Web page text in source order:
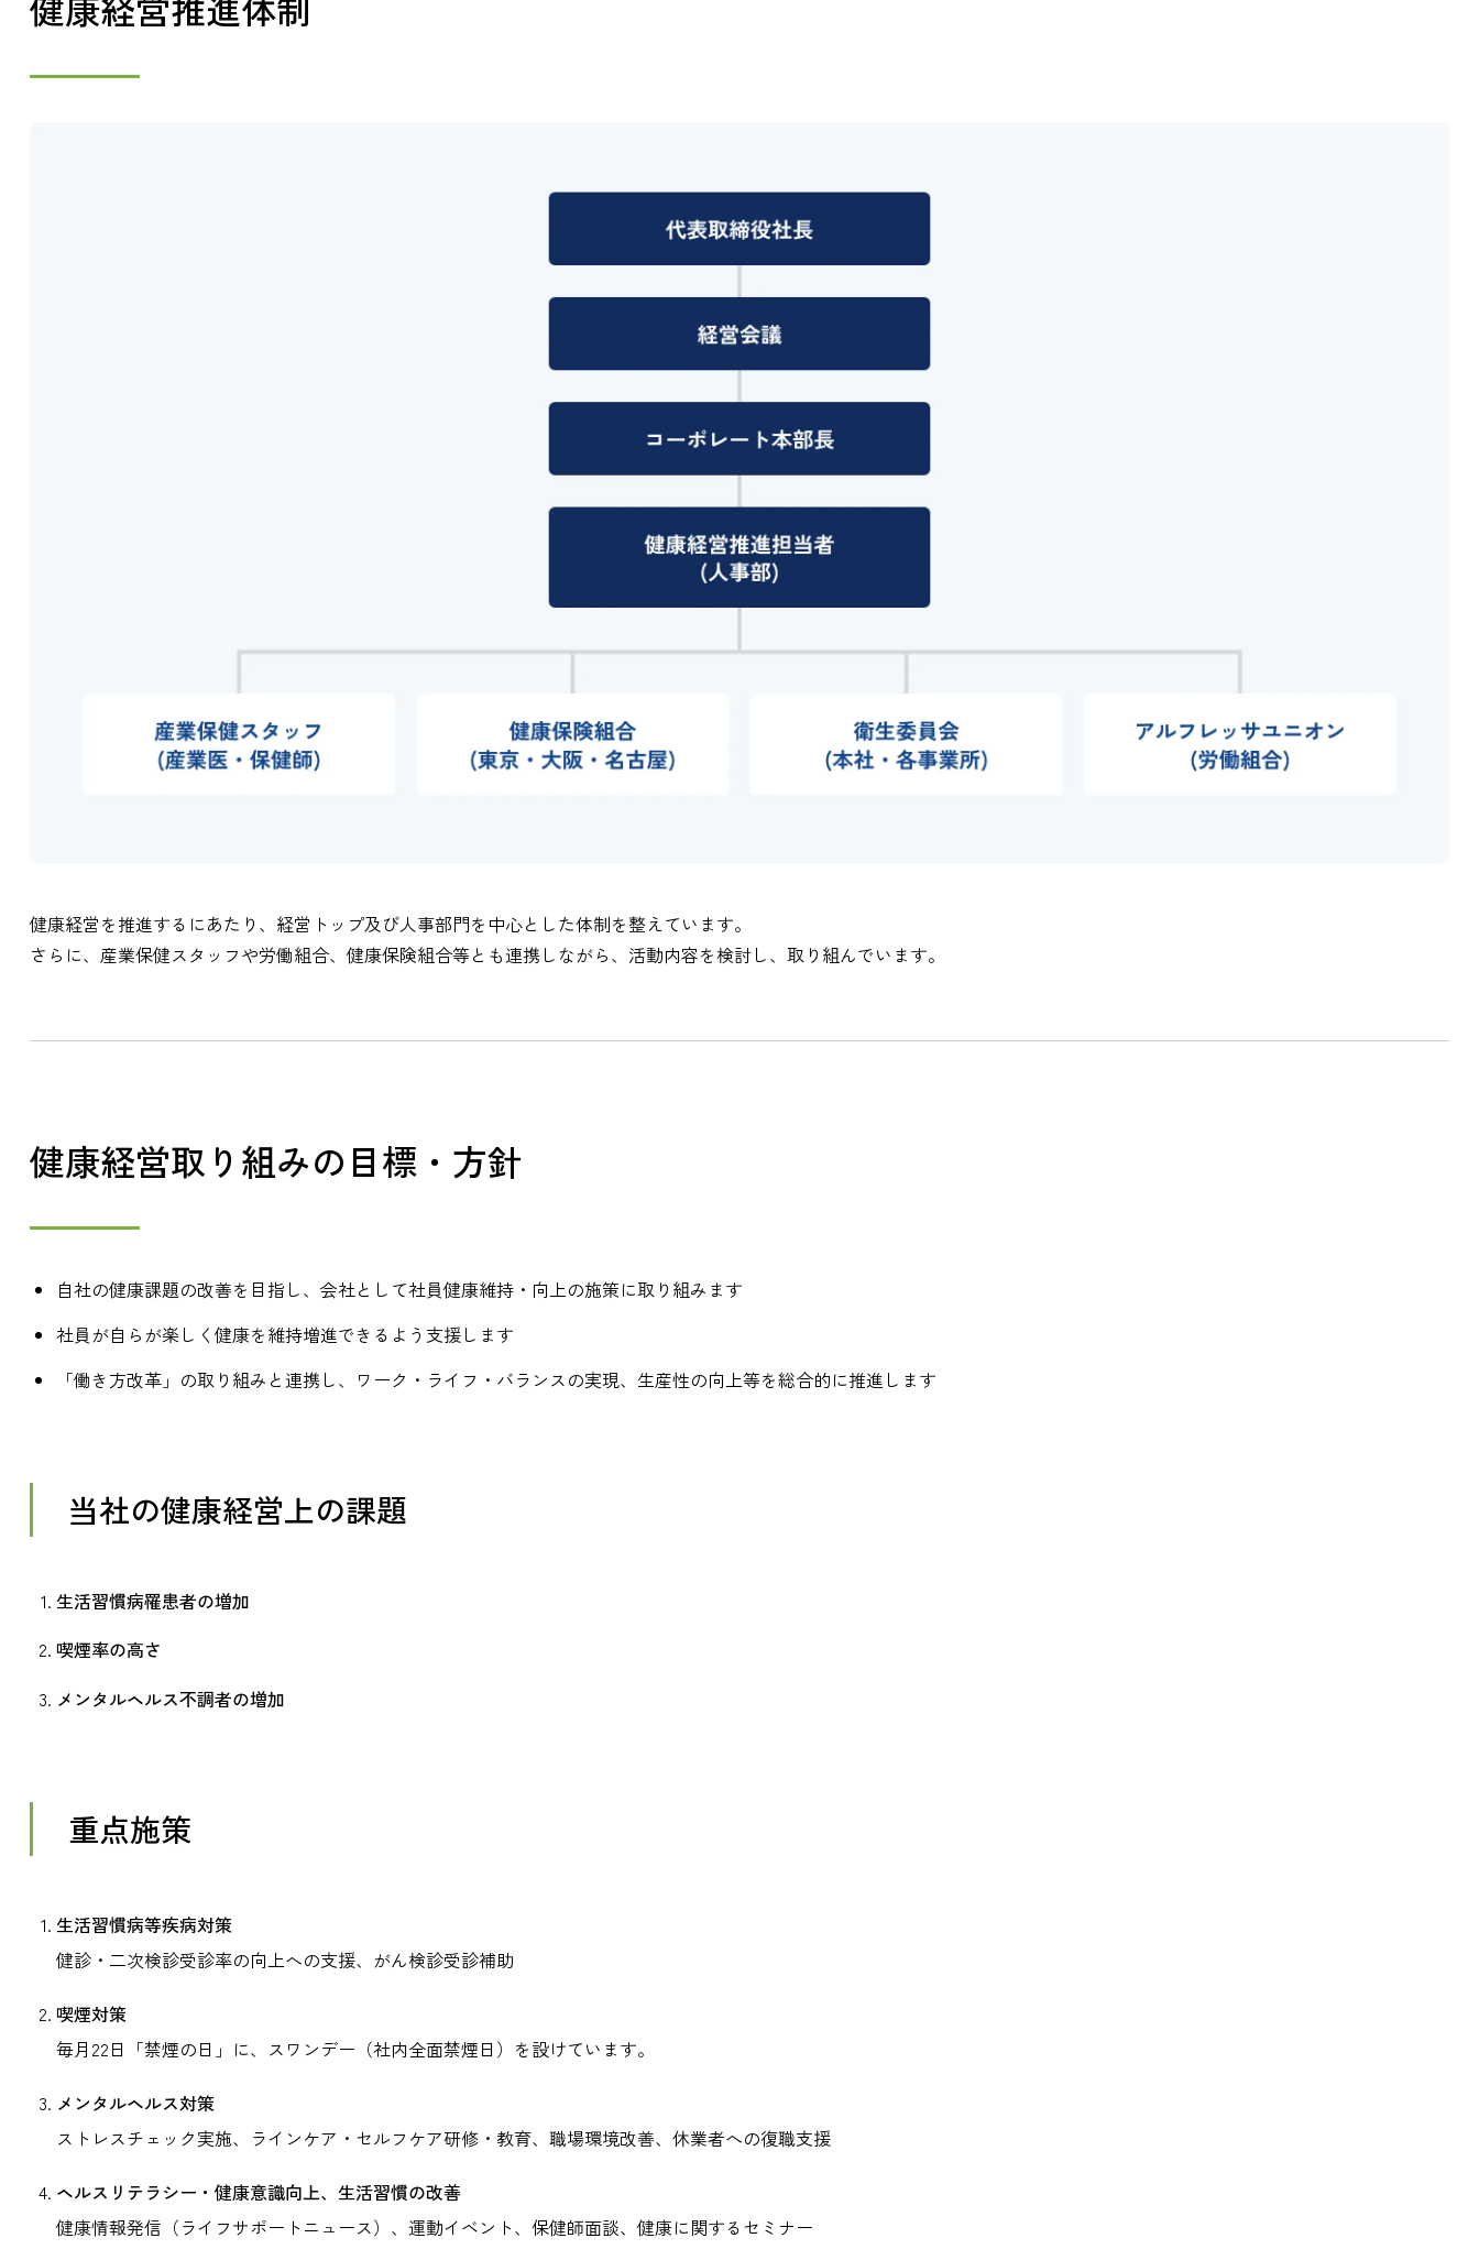
健康経営を推進するにあたり、経営トップ及び人事部門を中心とした体制を整えています。
さらに、産業保健スタッフや労働組合、健康保険組合等とも連携しながら、活動内容を検討し、取り組んでいます。
健康経営取り組みの目標・方針
自社の健康課題の改善を目指し、会社として社員健康維持・向上の施策に取り組みます
社員が自らが楽しく健康を維持増進できるよう支援します
「働き方改革」の取り組みと連携し、ワーク・ライフ・バランスの実現、生産性の向上等を総合的に推進します
当社の健康経営上の課題
生活習慣病罹患者の増加
喫煙率の高さ
メンタルヘルス不調者の増加
重点施策
生活習慣病等疾病対策
健診・二次検診受診率の向上への支援、がん検診受診補助
喫煙対策
毎月22日「禁煙の日」に、スワンデー（社内全面禁煙日）を設けています。
メンタルヘルス対策
ストレスチェック実施、ラインケア・セルフケア研修・教育、職場環境改善、休業者への復職支援
ヘルスリテラシー・健康意識向上、生活習慣の改善
健康情報発信（ライフサポートニュース）、運動イベント、保健師面談、健康に関するセミナー